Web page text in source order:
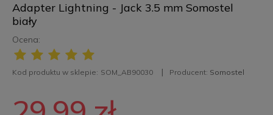
Adapter Lightning - Jack 3.5 mm Somostel
biały
Ocena:
Kod produktu w sklepie: SOM_AB90030 Producent: Somostel